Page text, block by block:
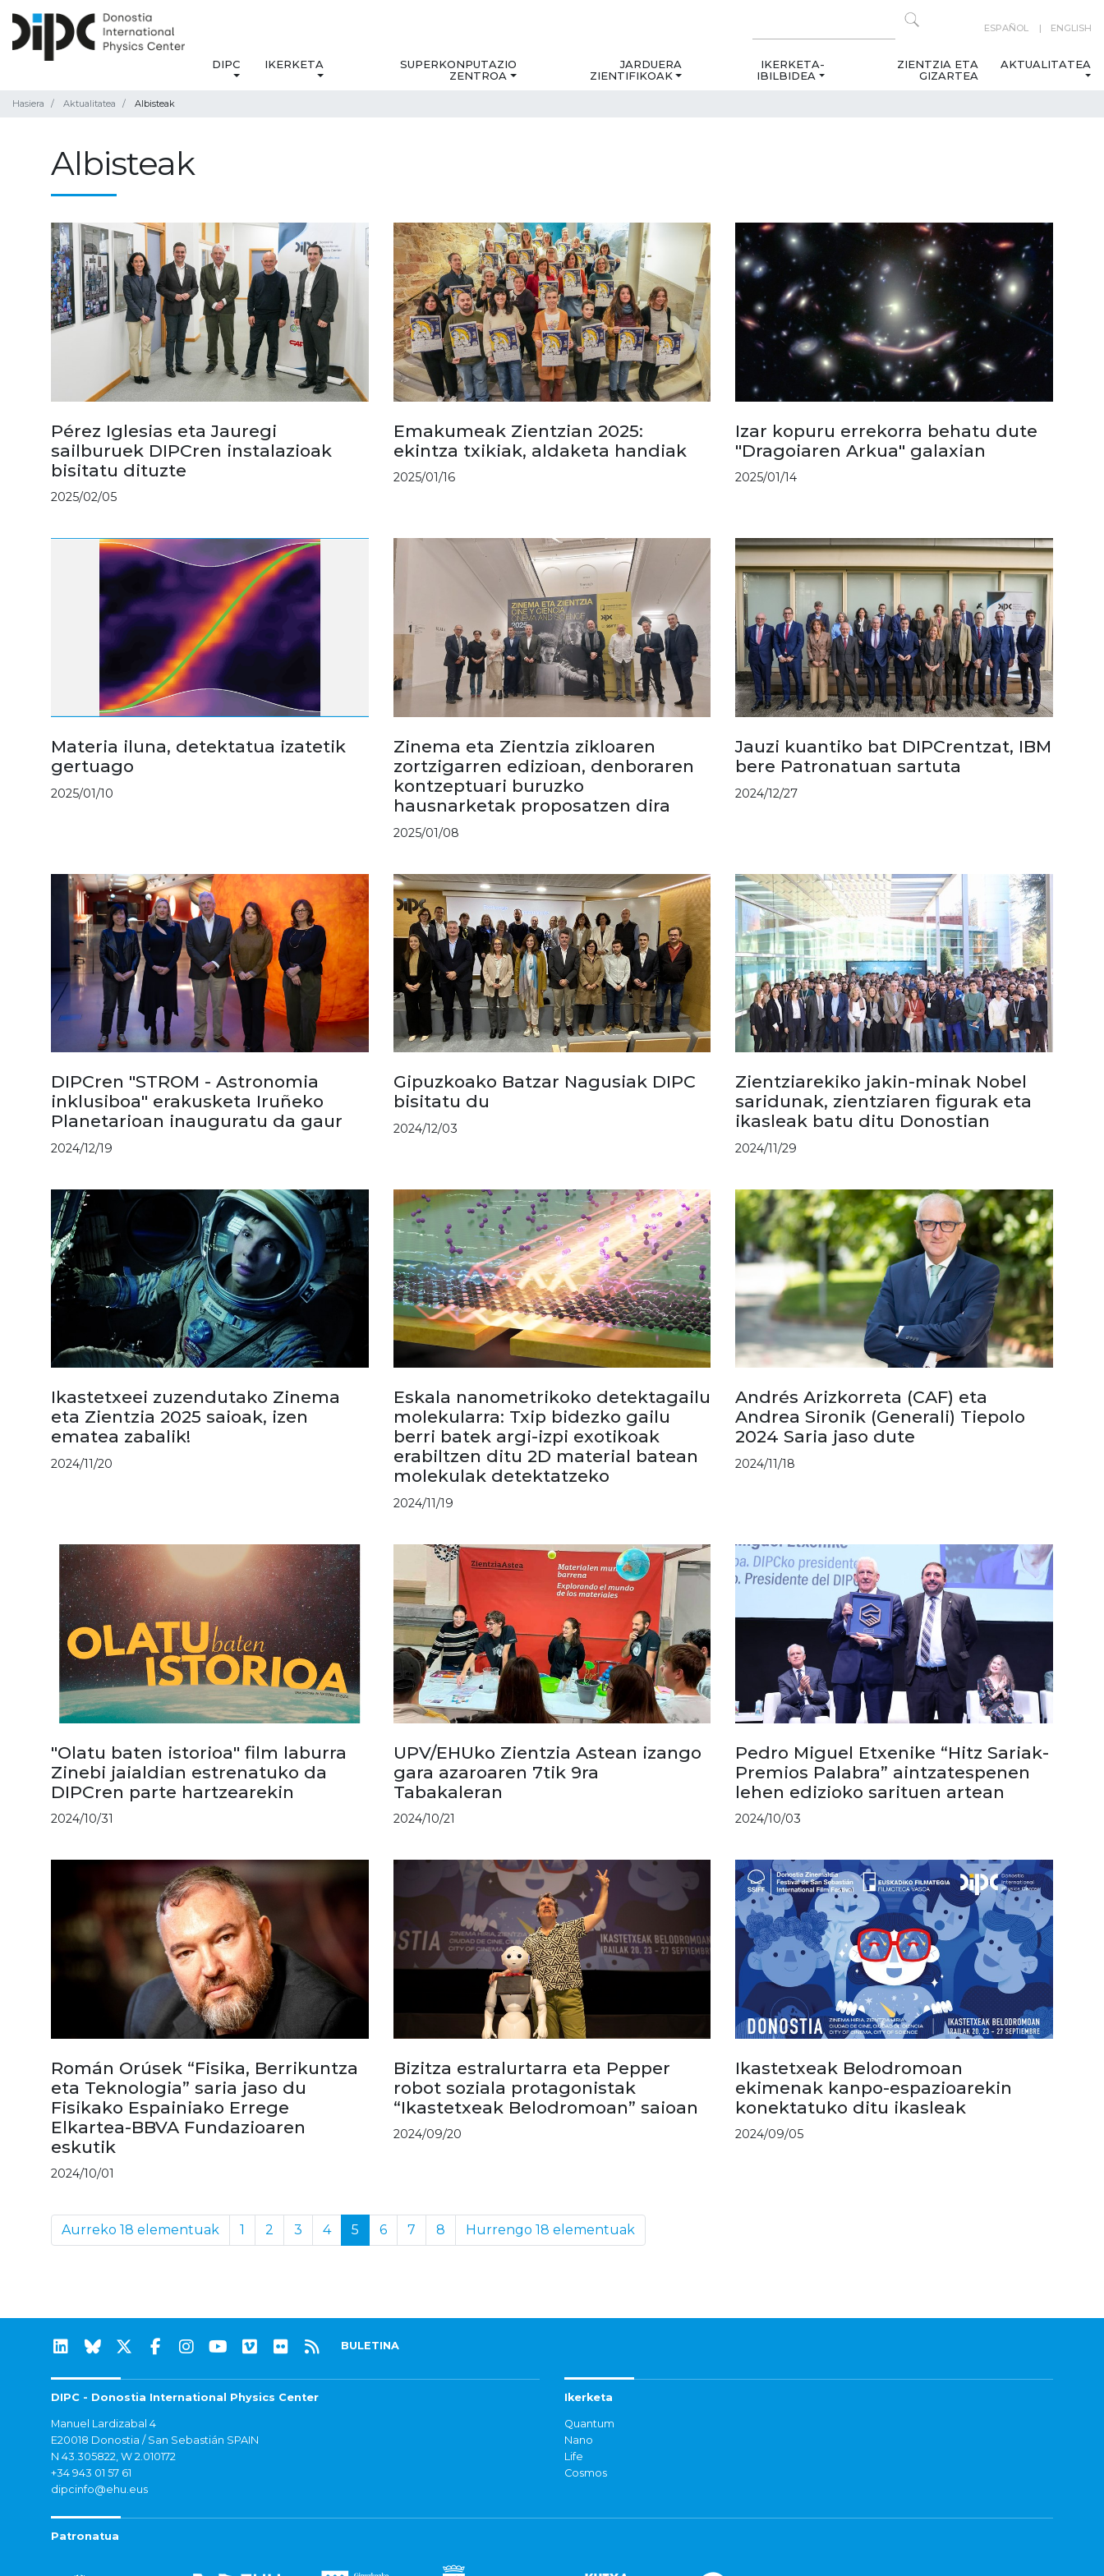
ESPAÑOL ENGLISH
DIPC IKERKETA
SUPERKONPUTAZIO
ZENTROA
JARDUERA
ZIENTIFIKOAK
IKERKETA-
IBILBIDEA
ZIENTZIA ETA
GIZARTEA
AKTUALITATEA
Hasiera Aktualitatea Albisteak
Albisteak
Pérez Iglesias eta Jauregi
sailburuek DIPCren instalazioak
bisitatu dituzte
2025/02/05
Emakumeak Zientzian 2025:
ekintza txikiak, aldaketa handiak
2025/01/16
Izar kopuru errekorra behatu dute
"Dragoiaren Arkua" galaxian
2025/01/14
Materia iluna, detektatua izatetik
gertuago
2025/01/10
Zinema eta Zientzia zikloaren
zortzigarren edizioan, denboraren
kontzeptuari buruzko
hausnarketak proposatzen dira
2025/01/08
Jauzi kuantiko bat DIPCrentzat, IBM
bere Patronatuan sartuta
2024/12/27
DIPCren "STROM - Astronomia
inklusiboa" erakusketa Iruñeko
Planetarioan inauguratu da gaur
2024/12/19
Gipuzkoako Batzar Nagusiak DIPC
bisitatu du
2024/12/03
Zientziarekiko jakin-minak Nobel
saridunak, zientziaren figurak eta
ikasleak batu ditu Donostian
2024/11/29
Ikastetxeei zuzendutako Zinema
eta Zientzia 2025 saioak, izen
ematea zabalik!
2024/11/20
Eskala nanometrikoko detektagailu
molekularra: Txip bidezko gailu
berri batek argi-izpi exotikoak
erabiltzen ditu 2D material batean
molekulak detektatzeko
2024/11/19
Andrés Arizkorreta (CAF) eta
Andrea Sironik (Generali) Tiepolo
2024 Saria jaso dute
2024/11/18
"Olatu baten istorioa" film laburra
Zinebi jaialdian estrenatuko da
DIPCren parte hartzearekin
2024/10/31
UPV/EHUko Zientzia Astean izango
gara azaroaren 7tik 9ra
Tabakaleran
2024/10/21
Pedro Miguel Etxenike “Hitz Sariak-
Premios Palabra” aintzatespenen
lehen edizioko sarituen artean
2024/10/03
Román Orúsek “Fisika, Berrikuntza
eta Teknologia” saria jaso du
Fisikako Espainiako Errege
Elkartea-BBVA Fundazioaren
eskutik
2024/10/01
Bizitza estralurtarra eta Pepper
robot soziala protagonistak
“Ikastetxeak Belodromoan” saioan
2024/09/20
Ikastetxeak Belodromoan
ekimenak kanpo-espazioarekin
konektatuko ditu ikasleak
2024/09/05
Aurreko 18 elementuak 1 2 3 4 5 6 7 8 Hurrengo 18 elementuak
BULETINA
DIPC - Donostia International Physics Center
Manuel Lardizabal 4
E20018 Donostia / San Sebastián SPAIN
N 43.305822, W 2.010172
+34 943 01 57 61
dipcinfo@ehu.eus
Ikerketa
Quantum
Nano
Life
Cosmos
Patronatua